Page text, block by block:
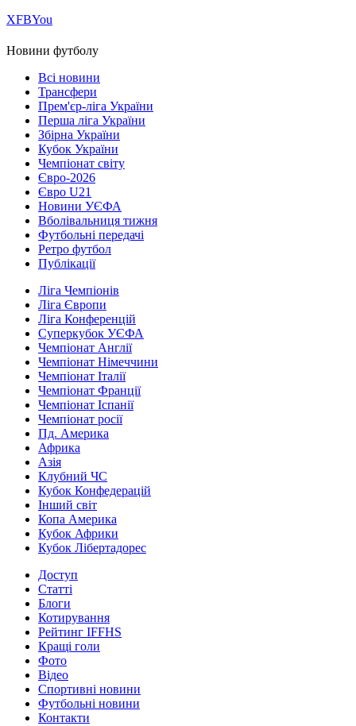
ХFBYou
Новини футболу
Всі новини
Трансфери
Прем'єр-ліга України
Перша ліга України
Збірна України
Кубок України
Чемпіонат світу
Євро-2026
Євро U21
Новини УЄФА
Вболівальниця тижня
Футбольні передачі
Ретро футбол
Публікації
Ліга Чемпіонів
Ліга Європи
Ліга Конференцій
Суперкубок УЄФА
Чемпіонат Англії
Чемпіонат Німеччини
Чемпіонат Італії
Чемпіонат Франції
Чемпіонат Іспанії
Чемпіонат росії
Пд. Америка
Африка
Азія
Клубний ЧС
Кубок Конфедерацій
Інший світ
Копа Америка
Кубок Африки
Кубок Лібертадорес
Доступ
Статті
Блоги
Котирування
Рейтинг IFFHS
Кращі голи
Фото
Відео
Спортивні новини
Футбольні новини
Контакти